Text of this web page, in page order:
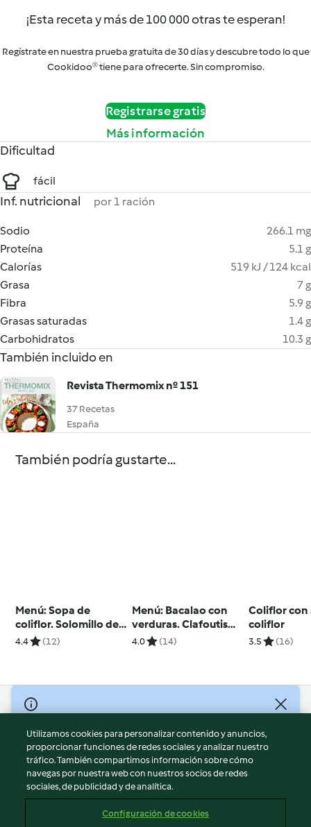
¡Esta receta y más de 100 000 otras te esperan!
Regístrate en nuestra prueba gratuita de 30 días y descubre todo lo que
Cookidoo® tiene para ofrecerte. Sin compromiso.
Registrarse gratis
Más información
Dificultad
fácil
Inf. nutricional por 1 ración
Sodio
266.1 mg
Proteína
5.1 g
Calorías
519 kJ / 124 kcal
Grasa
7 g
Fibra
5.9 g
Grasas saturadas
1.4 g
Carbohidratos
10.3 g
También incluido en
Revista Thermomix nº 151
37 Recetas
España
También podría gustarte...
Menú: Sopa de
coliflor. Solomillo de
cerdo con verduras al
4.4 (12)
Menú: Bacalao con
verduras. Clafoutis
con frambuesas.
4.0 (14)
Coliflor con
coliflor
3.5 (16)
© Copyright 2026
Términos de uso
Política de privacidad
Aviso legal
Información legal
Utilizamos cookies para personalizar contenido y anuncios,
proporcionar funciones de redes sociales y analizar nuestro
tráfico. También compartimos información sobre cómo
navegas por nuestra web con nuestros socios de redes
sociales, de publicidad y de analítica.
Configuración de cookies